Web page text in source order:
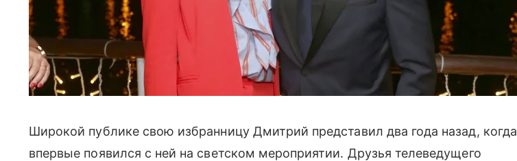
Широкой публике свою избранницу Дмитрий представил два года назад, когда
впервые появился с ней на светском мероприятии. Друзья телеведущего